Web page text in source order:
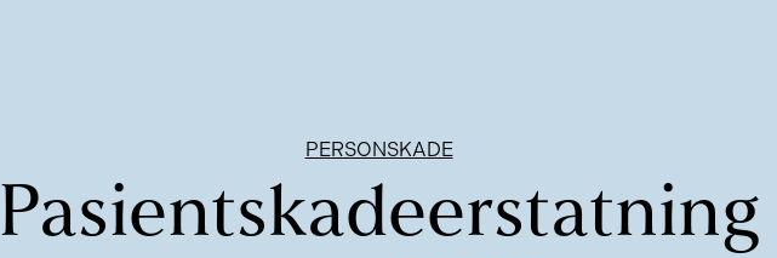
PERSONSKADE
Pasientskadeerstatning